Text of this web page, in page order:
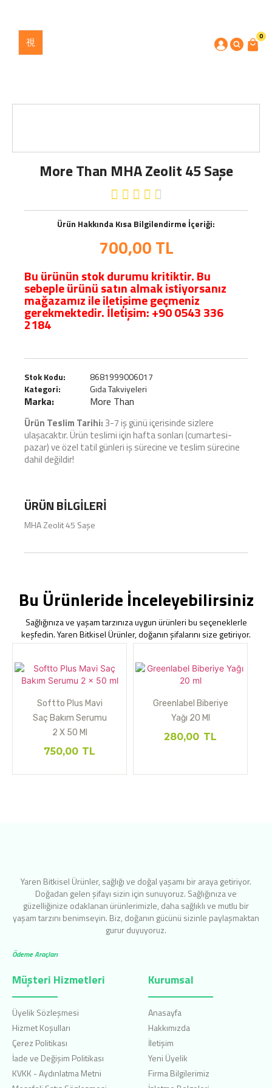
0
More Than MHA Zeolit 45 Saşe
    
Ürün Hakkında Kısa Bilgilendirme İçeriği:
700,00TL
Bu ürünün stok durumu kritiktir. Bu
sebeple ürünü satın almak istiyorsanız
mağazamız ile iletişime geçmeniz
gerekmektedir. İletişim:+90 0543 336
2184
Stok Kodu:
8681999006017
Kategori:
Gıda Takviyeleri
Marka: More Than
Ürün Teslim Tarihi:3-7 iş günü içerisinde sizlere
ulaşacaktır. Ürün teslimi için hafta sonları (cumartesi-
pazar) ve özel tatil günleri iş sürecine ve teslim sürecine
dahil değildir!
ÜRÜN BILGILERI
MHA Zeolit 45 Saşe
Bu Ürünleride İnceleyebilirsiniz
Sağlığınıza ve yaşam tarzınıza uygun ürünleri bu seçeneklerle
keşfedin. Yaren Bitkisel Ürünler, doğanın şifalarını size getiriyor.
Softto Plus Mavi
Saç Bakım Serumu
2 X 50 Ml
750,00TL
Greenlabel Biberiye
Yağı 20 Ml
280,00 TL
Yaren Bitkisel Ürünler, sağlığı ve doğal yaşamı bir araya getiriyor.
Doğadan gelen şifayı sizin için sunuyoruz. Sağlığınıza ve
güzelliğinize odaklanan ürünlerimizle, daha sağlıklı ve mutlu bir
yaşam tarzını benimseyin. Biz, doğanın gücünü sizinle paylaşmaktan
gurur duyuyoruz.
Ödeme Araçları
Müşteri Hizmetleri
Üyelik Sözleşmesi
Hizmet Koşulları
Çerez Politikası
İade ve Değişim Politikası
KVKK - Aydınlatma Metni
Kurumsal
Anasayfa
Hakkımızda
İletişim
Yeni Üyelik
Firma Bilgilerimiz